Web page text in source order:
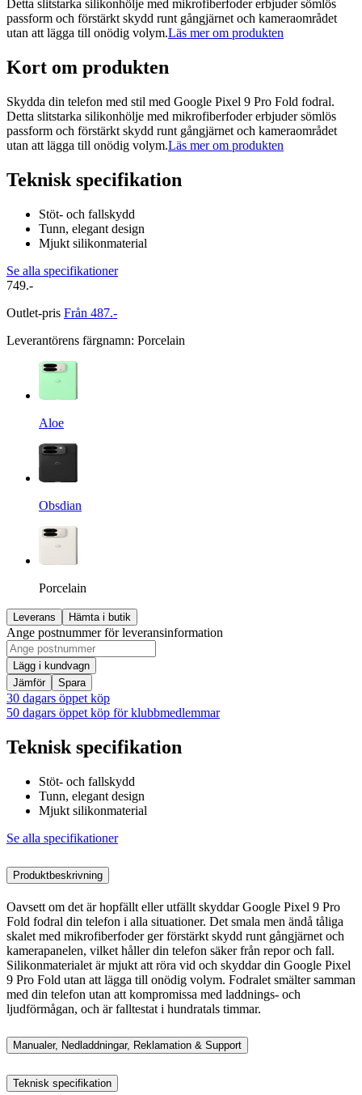
Detta slitstarka silikonhölje med mikrofiberfoder erbjuder sömlös
passform och förstärkt skydd runt gångjärnet och kameraområdet
utan att lägga till onödig volym.Läs mer om produkten
Kort om produkten
Skydda din telefon med stil med Google Pixel 9 Pro Fold fodral.
Detta slitstarka silikonhölje med mikrofiberfoder erbjuder sömlös
passform och förstärkt skydd runt gångjärnet och kameraområdet
utan att lägga till onödig volym.Läs mer om produkten
Teknisk specifikation
Stöt- och fallskydd
Tunn, elegant design
Mjukt silikonmaterial
Se alla specifikationer
749.-
Outlet-pris Från 487.-
Leverantörens färgnamn: Porcelain
Aloe
Obsdian
Porcelain
Leverans Hämta i butik
Ange postnummer för leveransinformation
Lägg i kundvagn
Jämför
Spara
30 dagars öppet köp
50 dagars öppet köp för klubbmedlemmar
Teknisk specifikation
Stöt- och fallskydd
Tunn, elegant design
Mjukt silikonmaterial
Se alla specifikationer
Produktbeskrivning
Oavsett om det är hopfällt eller utfällt skyddar Google Pixel 9 Pro
Fold fodral din telefon i alla situationer. Det smala men ändå tåliga
skalet med mikrofiberfoder ger förstärkt skydd runt gångjärnet och
kamerapanelen, vilket håller din telefon säker från repor och fall.
Silikonmaterialet är mjukt att röra vid och skyddar din Google Pixel
9 Pro Fold utan att lägga till onödig volym. Fodralet smälter samman
med din telefon utan att kompromissa med laddnings- och
ljudförmågan, och är falltestat i hundratals timmar.
Manualer, Nedladdningar, Reklamation & Support
Teknisk specifikation